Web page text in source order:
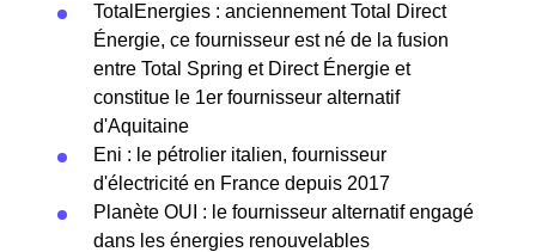
TotalEnergies : anciennement Total Direct
Énergie, ce fournisseur est né de la fusion
entre Total Spring et Direct Énergie et
constitue le 1er fournisseur alternatif
d'Aquitaine
Eni : le pétrolier italien, fournisseur
d'électricité en France depuis 2017
Planète OUI : le fournisseur alternatif engagé
dans les énergies renouvelables